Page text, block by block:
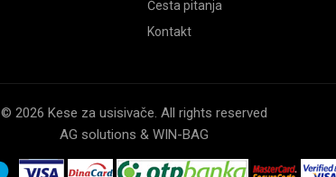
Česta pitanja
Kontakt
© 2026 Kese za usisivače. All rights reserved
AG solutions & WIN-BAG